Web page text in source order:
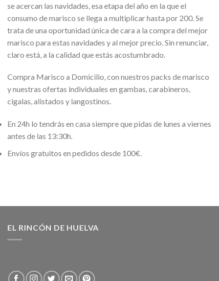
se acercan las navidades, esa etapa del año en la que el
consumo de marisco se llega a multiplicar hasta por 200. Se
trata de una oportunidad única de cara a la compra del mejor
marisco para estas navidades y al mejor precio. Sin renunciar,
claro está, a la calidad que estás acostumbrado.
Compra Marisco a Domicilio, con nuestros packs de marisco
y nuestras ofertas individuales en gambas, carabineros,
cigalas, alistados y langostinos.
En 24h lo tendrás en casa siempre que pidas de lunes a viernes
antes de las 13:30h.
Envíos gratuitos en pedidos desde 100€.
EL RINCÓN DE HUELVA